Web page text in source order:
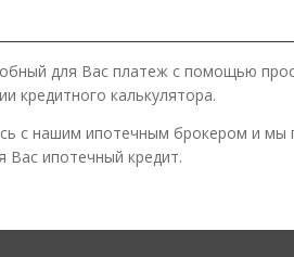
для Вас платеж с помощью
кредитного калькулятора.
с нашим ипотечным брокером и мы
Вас ипотечный кредит.